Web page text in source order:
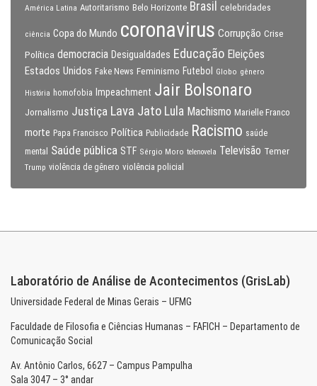
América Latina Autoritarismo Belo Horizonte Brasil celebridades
ciência Copa do Mundo coronavirus Corrupção Crise
Política democracia Desigualdades Educação Eleições
Estados Unidos Fake News Feminismo Futebol Globo gênero
História homofobia Impeachment Jair Bolsonaro
Jornalismo Justiça Lava Jato Lula Machismo Marielle Franco
morte Papa Francisco Política Publicidade Racismo saúde
mental
Saúde pública STF Sérgio Moro telenovela Televisão Temer
Trump violência de gênero violência policial
Laboratório de Análise de Acontecimentos (GrisLab)
Universidade Federal de Minas Gerais – UFMG
Faculdade de Filosofia e Ciências Humanas – FAFICH – Departamento de
Comunicação Social
Av. Antônio Carlos, 6627 – Campus Pampulha
Sala 3047 – 3° andar